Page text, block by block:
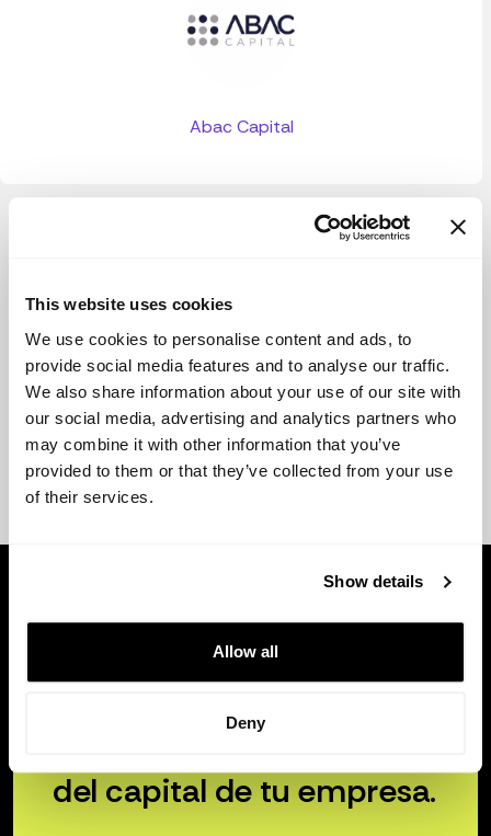
This website uses cookies
We use cookies to personalise content and ads, to
provide social media features and to analyse our traffic.
We also share information about your use of our site with
our social media, advertising and analytics partners who
may combine it with other information that you’ve
provided to them or that they’ve collected from your use
of their services.
Show details
Allow all
Deny
Abac Capital
del capital de tu empresa.